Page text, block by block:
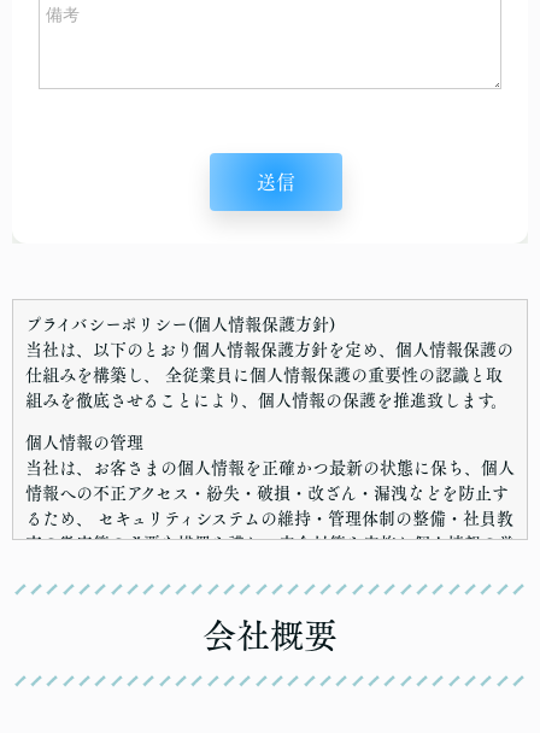
プライバシーポリシー(個人情報保護方針)
当社は、以下のとおり個人情報保護方針を定め、個人情報保護の
仕組みを構築し、 全従業員に個人情報保護の重要性の認識と取
組みを徹底させることにより、個人情報の保護を推進致します。
個人情報の管理
当社は、お客さまの個人情報を正確かつ最新の状態に保ち、個人
情報への不正アクセス・紛失・破損・改ざん・漏洩などを防止す
るため、 セキュリティシステムの維持・管理体制の整備・社員教
育の徹底等の必要な措置を講じ、安全対策を実施し個人情報の厳
お客さまからお預かりした個人情報は、当社からのご連絡や業務
付に利用いたします。
会社概要